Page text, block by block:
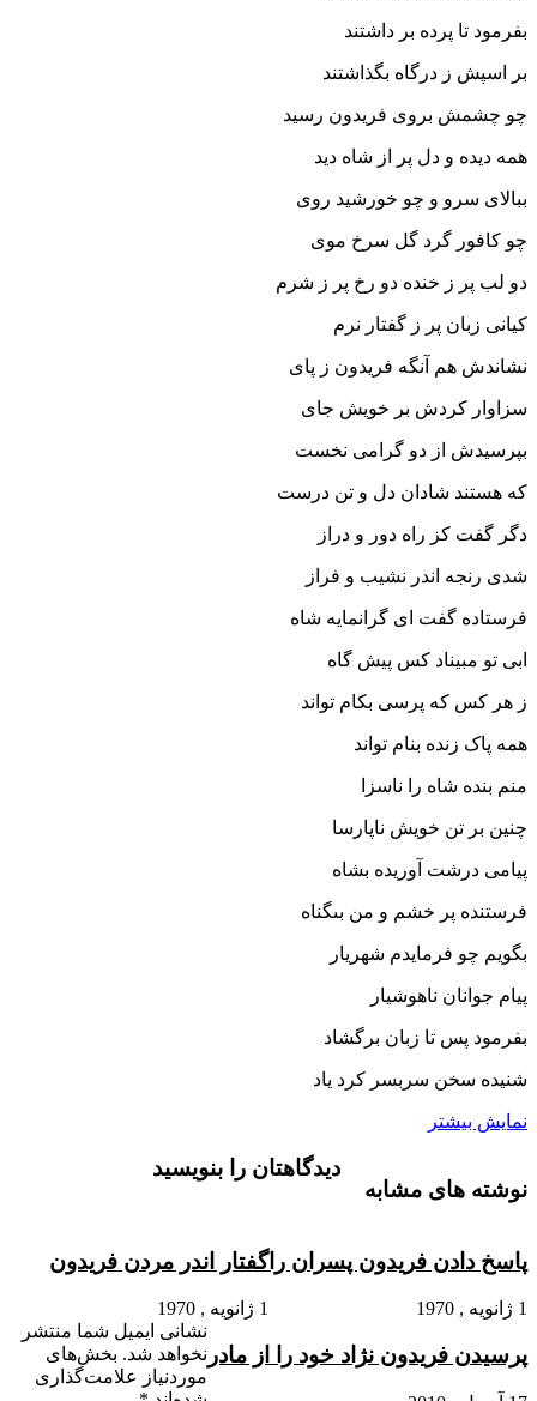
بفرمود تا پرده بر داشتند
بر اسپش ز درگاه بگذاشتند
چو چشمش بروى فریدون رسید
همه دیده و دل پر از شاه دید
ببالاى سرو و چو خورشید روى
چو کافور گرد گل سرخ موى‏
دو لب پر ز خنده دو رخ پر ز شرم
کیانى زبان پر ز گفتار نرم‏
نشاندش هم آنگه فریدون ز پاى
سزاوار کردش بر خویش جاى‏
بپرسیدش از دو گرامى نخست
که هستند شادان دل و تن درست‏
دگر گفت کز راه دور و دراز
شدى رنجه اندر نشیب و فراز
فرستاده گفت اى گرانمایه شاه
ابى تو مبیناد کس پیش گاه‏
ز هر کس که پرسى بکام تواند
همه پاک زنده بنام تواند
منم بنده شاه را ناسزا
چنین بر تن خویش ناپارسا
پیامى درشت آوریده بشاه
فرستنده پر خشم و من بى‏گناه‏
بگویم چو فرمایدم شهریار
پیام جوانان ناهوشیار
بفرمود پس تا زبان برگشاد
شنیده سخن سربسر کرد یاد
نمایش بیشتر
نوشته های مشابه
پاسخ دادن فریدون پسران را
1 ژانویه , 1970
گفتار اندر مردن فریدون
1 ژانویه , 1970
پرسیدن فریدون نژاد خود را از مادر
دیدگاهتان را بنویسید
نشانی ایمیل شما منتشر
نخواهد شد. بخش‌های
موردنیاز علامت‌گذاری